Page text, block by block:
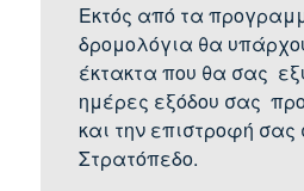
Εκτός από τα
δρομολόγια θα
έκτακτα που θα σας
ημέρες εξόδου σας
και την επιστροφή σας
Στρατόπεδο.